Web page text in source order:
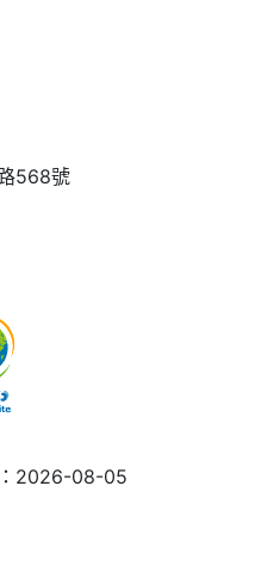
568號
2026-08-05